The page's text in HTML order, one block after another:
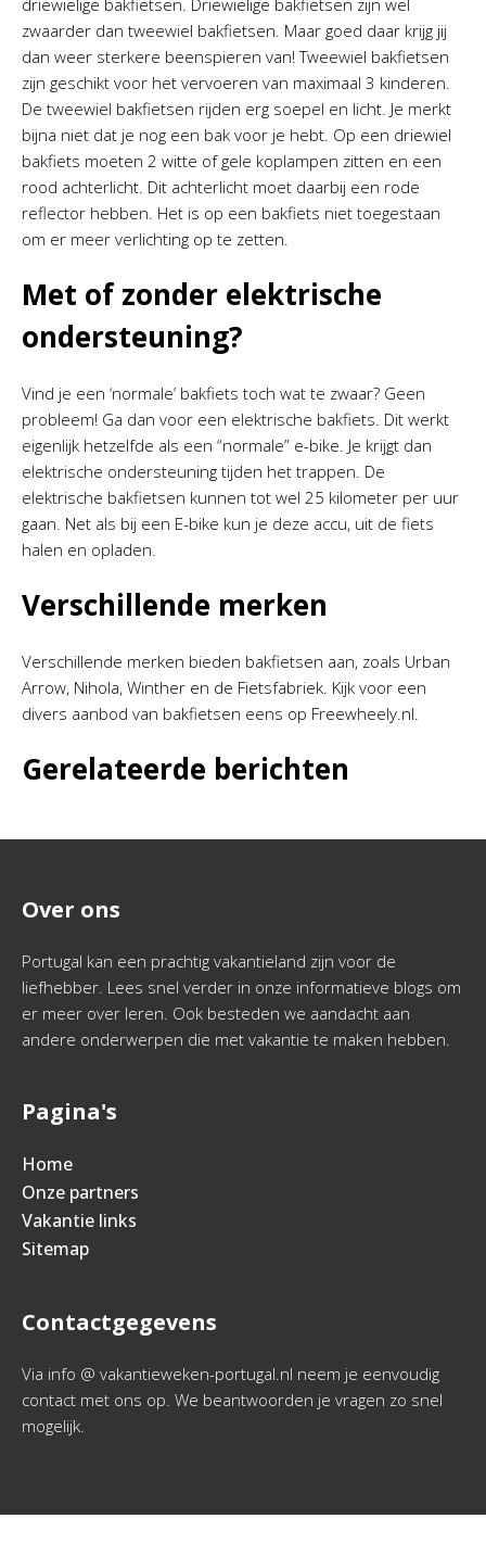
driewielige bakfietsen. Driewielige bakfietsen zijn wel
zwaarder dan tweewiel bakfietsen. Maar goed daar krijg jij
dan weer sterkere beenspieren van! Tweewiel bakfietsen
zijn geschikt voor het vervoeren van maximaal 3 kinderen.
De tweewiel bakfietsen rijden erg soepel en licht. Je merkt
bijna niet dat je nog een bak voor je hebt. Op een driewiel
bakfiets moeten 2 witte of gele koplampen zitten en een
rood achterlicht. Dit achterlicht moet daarbij een rode
reflector hebben. Het is op een bakfiets niet toegestaan
om er meer verlichting op te zetten.
Met of zonder elektrische
ondersteuning?
Vind je een ‘normale’ bakfiets toch wat te zwaar? Geen
probleem! Ga dan voor een elektrische bakfiets. Dit werkt
eigenlijk hetzelfde als een “normale” e-bike. Je krijgt dan
elektrische ondersteuning tijden het trappen. De
elektrische bakfietsen kunnen tot wel 25 kilometer per uur
gaan. Net als bij een E-bike kun je deze accu, uit de fiets
halen en opladen.
Verschillende merken
Verschillende merken bieden bakfietsen aan, zoals Urban
Arrow, Nihola, Winther en de Fietsfabriek. Kijk voor een
divers aanbod van bakfietsen eens op Freewheely.nl.
Gerelateerde berichten
Over ons
Portugal kan een prachtig vakantieland zijn voor de
liefhebber. Lees snel verder in onze informatieve blogs om
er meer over leren. Ook besteden we aandacht aan
andere onderwerpen die met vakantie te maken hebben.
Pagina's
Home
Onze partners
Vakantie links
Sitemap
Contactgegevens
Via info @ vakantieweken-portugal.nl neem je eenvoudig
contact met ons op. We beantwoorden je vragen zo snel
mogelijk.